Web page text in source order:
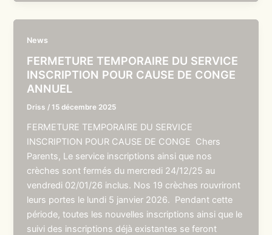
News
FERMETURE TEMPORAIRE DU SERVICE
INSCRIPTION POUR CAUSE DE CONGE
ANNUEL
Driss /15 décembre 2025
FERMETURE TEMPORAIRE DU SERVICE
INSCRIPTION POUR CAUSE DE CONGE Chers
Parents, Le service inscriptions ainsi que nos
crèches sont fermés du mercredi 24/12/25 au
vendredi 02/01/26 inclus. Nos 19 crèches rouvriront
leurs portes le lundi 5 janvier 2026. Pendant cette
période, toutes les nouvelles inscriptions ainsi que le
suivi des inscriptions déjà existantes se feront